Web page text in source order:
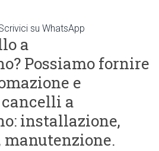
su WhatsApp
a
Possiamo fornire
e
a
installazione,